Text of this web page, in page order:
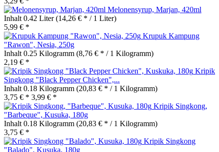
Melonensyrup, Marjan, 420ml
Inhalt 0.42 Liter(14,26 € * / 1 Liter)
5,99 € *
Krupuk Kampung
"Rawon", Nesia, 250g
Inhalt 0.25 Kilogramm (8,76 € * / 1 Kilogramm)
2,19 € *
Kripik
Singkong "Black Pepper Chicken",...
Inhalt 0.18 Kilogramm (20,83 € * / 1 Kilogramm)
3,75 € * 3,99 € *
Kripik Singkong,
"Barbeque", Kusuka, 180g
Inhalt 0.18 Kilogramm (20,83 € * / 1 Kilogramm)
3,75 € *
Kripik Singkong
"Balado", Kusuka, 180g